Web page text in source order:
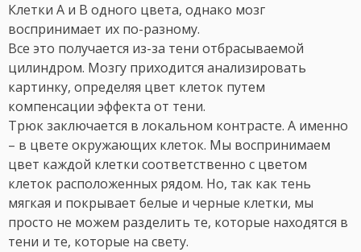
Клетки A и B одного цвета, однако мозг
воспринимает их по-разному.
Все это получается из-за тени отбрасываемой
цилиндром. Мозгу приходится анализировать
картинку, определяя цвет клеток путем
компенсации эффекта от тени.
Трюк заключается в локальном контрасте. А именно
– в цвете окружающих клеток. Мы воспринимаем
цвет каждой клетки соответственно с цветом
клеток расположенных рядом. Но, так как тень
мягкая и покрывает белые и черные клетки, мы
просто не можем разделить те, которые находятся в
тени и те, которые на свету.